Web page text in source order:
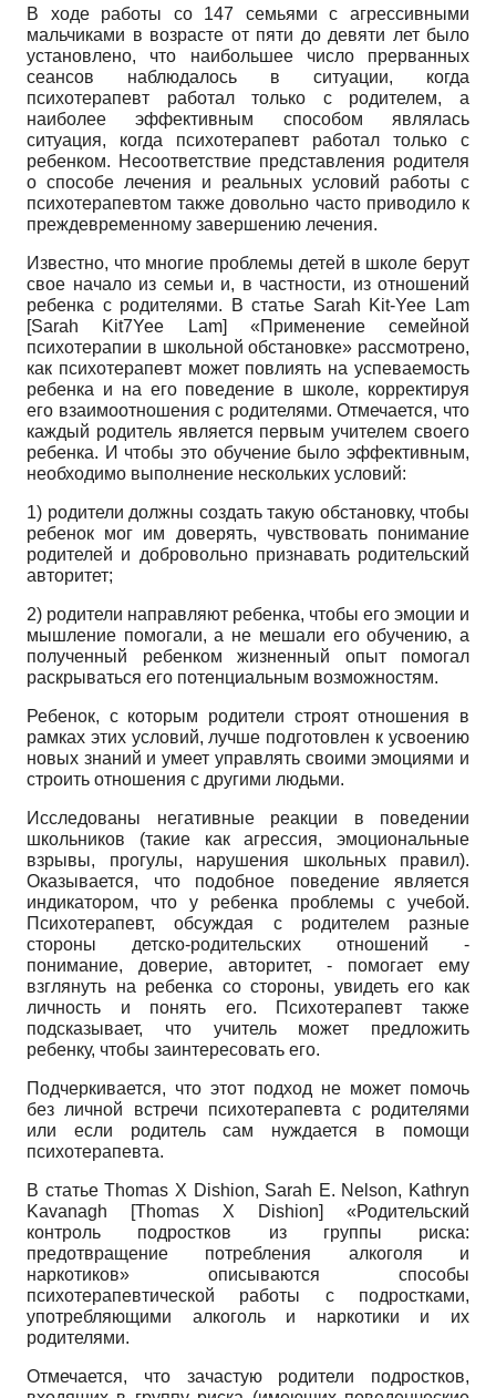
В ходе работы со 147 семьями с агрессивными
мальчиками в возрасте от пяти до девяти лет было
установлено, что наибольшее число прерванных
сеансов наблюдалось в ситуации, когда
психотерапевт работал только с родителем, а
наиболее эффективным способом являлась
ситуация, когда психотерапевт работал только с
ребенком. Несоответствие представления родителя
о способе лечения и реальных условий работы с
психотерапевтом также довольно часто приводило к
преждевременному завершению лечения.
Известно, что многие проблемы детей в школе берут
свое начало из семьи и, в частности, из отношений
ребенка с родителями. В статье Sarah Kit-Yee Lam
[Sarah Kit7Yee Lam] «Применение семейной
психотерапии в школьной обстановке» рассмотрено,
как психотерапевт может повлиять на успеваемость
ребенка и на его поведение в школе, корректируя
его взаимоотношения с родителями. Отмечается, что
каждый родитель является первым учителем своего
ребенка. И чтобы это обучение было эффективным,
необходимо выполнение нескольких условий:
1) родители должны создать такую обстановку, чтобы
ребенок мог им доверять, чувствовать понимание
родителей и добровольно признавать родительский
авторитет;
2) родители направляют ребенка, чтобы его эмоции и
мышление помогали, а не мешали его обучению, а
полученный ребенком жизненный опыт помогал
раскрываться его потенциальным возможностям.
Ребенок, с которым родители строят отношения в
рамках этих условий, лучше подготовлен к усвоению
новых знаний и умеет управлять своими эмоциями и
строить отношения с другими людьми.
Исследованы негативные реакции в поведении
школьников (такие как агрессия, эмоциональные
взрывы, прогулы, нарушения школьных правил).
Оказывается, что подобное поведение является
индикатором, что у ребенка проблемы с учебой.
Психотерапевт, обсуждая с родителем разные
стороны детско-родительских отношений -
понимание, доверие, авторитет, - помогает ему
взглянуть на ребенка со стороны, увидеть его как
личность и понять его. Психотерапевт также
подсказывает, что учитель может предложить
ребенку, чтобы заинтересовать его.
Подчеркивается, что этот подход не может помочь
без личной встречи психотерапевта с родителями
или если родитель сам нуждается в помощи
психотерапевта.
В статье Thomas X Dishion, Sarah E. Nelson, Kathryn
Kavanagh
[Thomas X Dishion]
«Родительский
контроль подростков из группы риска:
предотвращение потребления алкоголя и
наркотиков» описываются способы
психотерапевтической работы с подростками,
употребляющими алкоголь и наркотики и их
родителями.
Отмечается, что зачастую родители подростков,